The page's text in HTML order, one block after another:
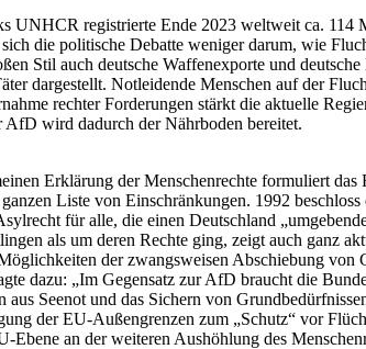
UNHCR registrierte Ende 2023 weltweit ca. 114
die politische Debatte weniger darum, wie
Stil auch deutsche Waffenexporte und
dargestellt. Notleidende Menschen auf der
rechter Forderungen stärkt die aktuelle
AfD wird dadurch der Nährboden bereitet.
Erklärung der Menschenrechte formuliert
Liste von Einschränkungen. 1992
für alle, die einen Deutschland
als um deren Rechte ging, zeigt auch ganz
der zwangsweisen Abschiebung
dazu: „Im Gegensatz zur AfD braucht die
Seenot und das Sichern von
der EU-Außengrenzen zum „Schutz“ vor
Ebene an der weiteren Aushöhlung des